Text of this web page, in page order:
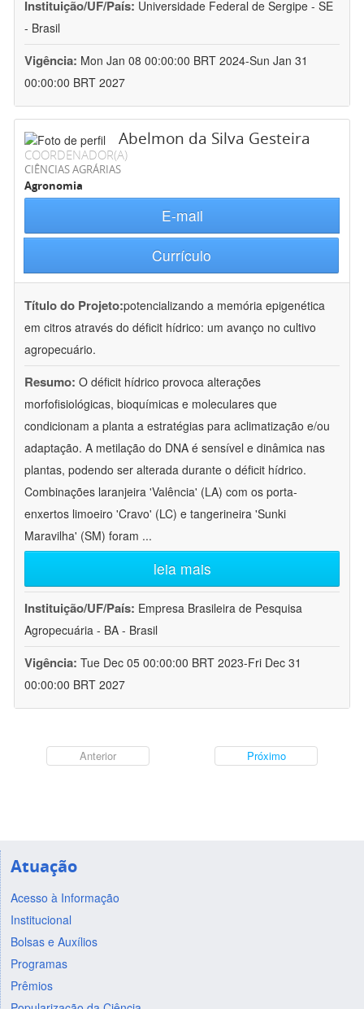
Instituição/UF/País: Universidade Federal de Sergipe - SE
- Brasil
Vigência: Mon Jan 08 00:00:00 BRT 2024-Sun Jan 31
00:00:00 BRT 2027
Abelmon da Silva Gesteira
COORDENADOR(A)
CIÊNCIAS AGRÁRIAS
Agronomia
E-mail
Currículo
Título do Projeto:potencializando a memória epigenética
em citros através do déficit hídrico: um avanço no cultivo
agropecuário.
Resumo: O déficit hídrico provoca alterações
morfofisiológicas, bioquímicas e moleculares que
condicionam a planta a estratégias para aclimatização e/ou
adaptação. A metilação do DNA é sensível e dinâmica nas
plantas, podendo ser alterada durante o déficit hídrico.
Combinações laranjeira 'Valência' (LA) com os porta-
enxertos limoeiro 'Cravo' (LC) e tangerineira 'Sunki
Maravilha' (SM) foram ...
leia mais
Instituição/UF/País: Empresa Brasileira de Pesquisa
Agropecuária - BA - Brasil
Vigência: Tue Dec 05 00:00:00 BRT 2023-Fri Dec 31
00:00:00 BRT 2027
Anterior Próximo
Atuação
Acesso à Informação
Institucional
Bolsas e Auxílios
Programas
Prêmios